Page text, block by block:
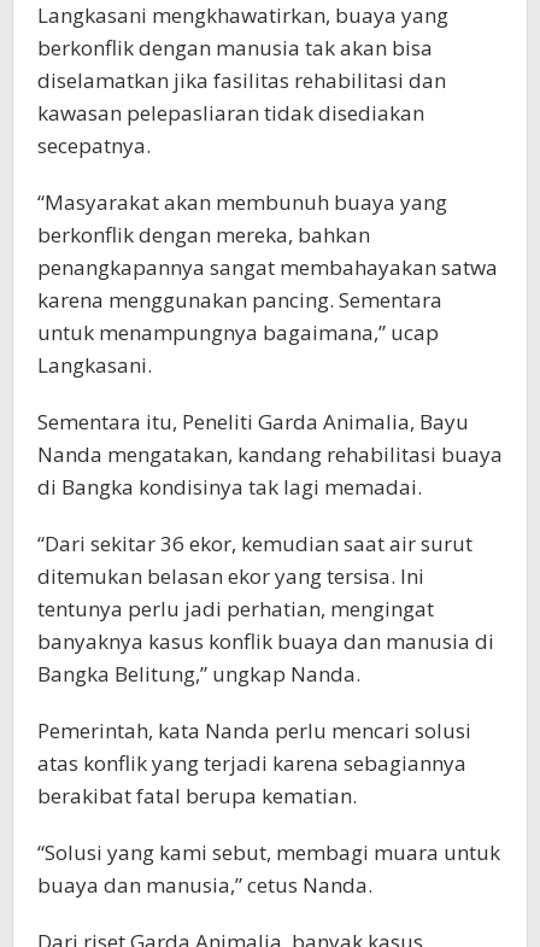
Langkasani mengkhawatirkan, buaya yang
berkonflik dengan manusia tak akan bisa
diselamatkan jika fasilitas rehabilitasi dan
kawasan pelepasliaran tidak disediakan
secepatnya.
“Masyarakat akan membunuh buaya yang
berkonflik dengan mereka, bahkan
penangkapannya sangat membahayakan satwa
karena menggunakan pancing. Sementara
untuk menampungnya bagaimana,” ucap
Langkasani.
Sementara itu, Peneliti Garda Animalia, Bayu
Nanda mengatakan, kandang rehabilitasi buaya
di Bangka kondisinya tak lagi memadai.
“Dari sekitar 36 ekor, kemudian saat air surut
ditemukan belasan ekor yang tersisa. Ini
tentunya perlu jadi perhatian, mengingat
banyaknya kasus konflik buaya dan manusia di
Bangka Belitung,” ungkap Nanda.
Pemerintah, kata Nanda perlu mencari solusi
atas konflik yang terjadi karena sebagiannya
berakibat fatal berupa kematian.
“Solusi yang kami sebut, membagi muara untuk
buaya dan manusia,” cetus Nanda.